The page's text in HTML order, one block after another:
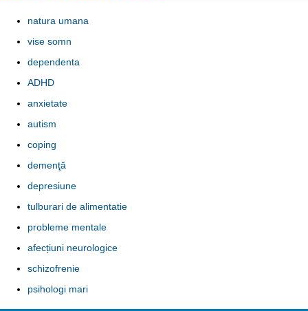
natura umana
vise somn
dependenta
ADHD
anxietate
autism
coping
demenţă
depresiune
tulburari de alimentatie
probleme mentale
afecțiuni neurologice
schizofrenie
psihologi mari